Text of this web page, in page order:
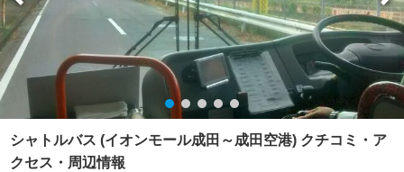
シャトルバス (イオンモール成田～成田空港) クチコミ・ア
クセス・周辺情報